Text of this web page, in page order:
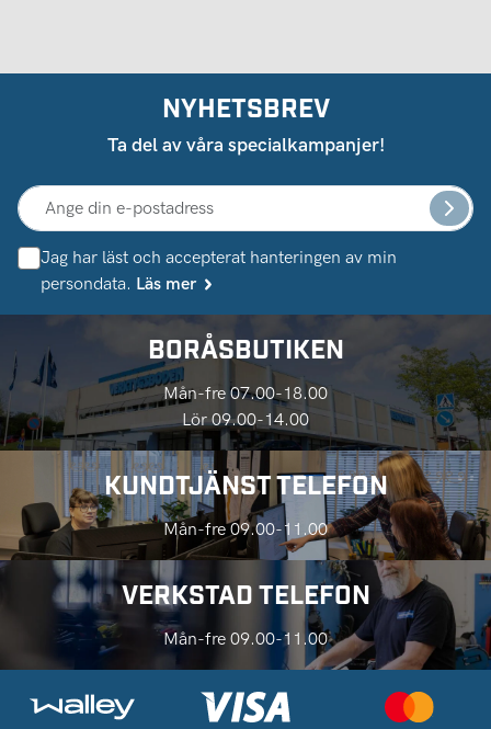
NYHETSBREV
Ta del av våra specialkampanjer!
Jag har läst och accepterat hanteringen av min
persondata. Läs mer
BORÅSBUTIKEN
Mån-fre 07.00-18.00
Lör 09.00-14.00
KUNDTJÄNST TELEFON
Mån-fre 09.00-11.00
VERKSTAD TELEFON
Mån-fre 09.00-11.00